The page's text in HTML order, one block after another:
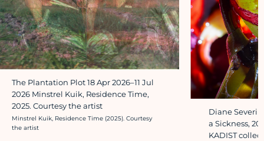
The Plantation Plot 18 Apr 2026–11 Jul
2026 Minstrel Kuik, Residence Time,
2025. Courtesy the artist
Crédit photo :
Minstrel Kuik, Residence Time (2025). Courtesy
the artist
Diane
a Sickness,
KADIST